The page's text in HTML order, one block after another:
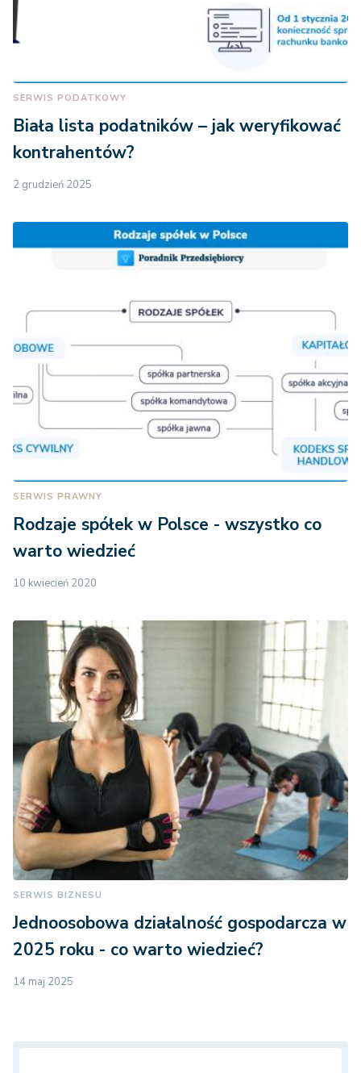
SERWIS PODATKOWY
Biała lista podatników – jak weryfikować
kontrahentów?
2 grudzień 2025
SERWIS PRAWNY
Rodzaje spółek w Polsce - wszystko co
warto wiedzieć
10 kwiecień 2020
SERWIS BIZNESU
Jednoosobowa działalność gospodarcza w
2025 roku - co warto wiedzieć?
14 maj 2025